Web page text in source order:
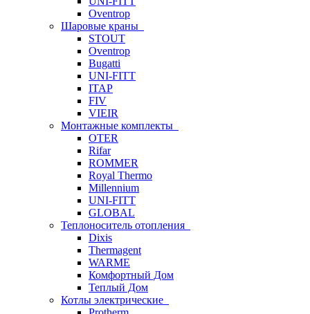
Oventrop
Шаровые краны
STOUT
Oventrop
Bugatti
UNI-FITT
ITAP
FIV
VIEIR
Монтажные комплекты
OTER
Rifar
ROMMER
Royal Thermo
Millennium
UNI-FITT
GLOBAL
Теплоноситель отопления
Dixis
Thermagent
WARME
Комфортный Дом
Теплый Дом
Котлы электрические